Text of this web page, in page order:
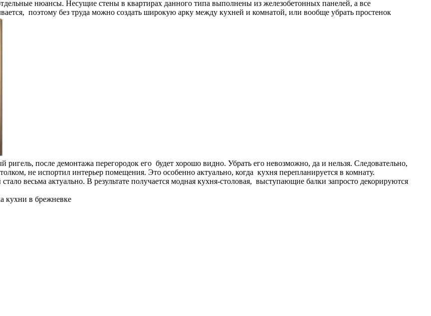
нюансы. Несущие стены в квартирах данного типа выполнены из железобетонных панелей, а все
поэтому без труда можно создать широкую арку между кухней и комнатой, или вообще убрать простенок
после демонтажа перегородок его будет хорошо видно. Убрать его невозможно, да и нельзя. Следовательно,
не испортил интерьер помещения. Это особенно актуально, когда кухня перепланируется в комнату.
весьма актуально. В результате получается модная кухня-столовая, выступающие балки запросто декорируются
кухни в брежневке